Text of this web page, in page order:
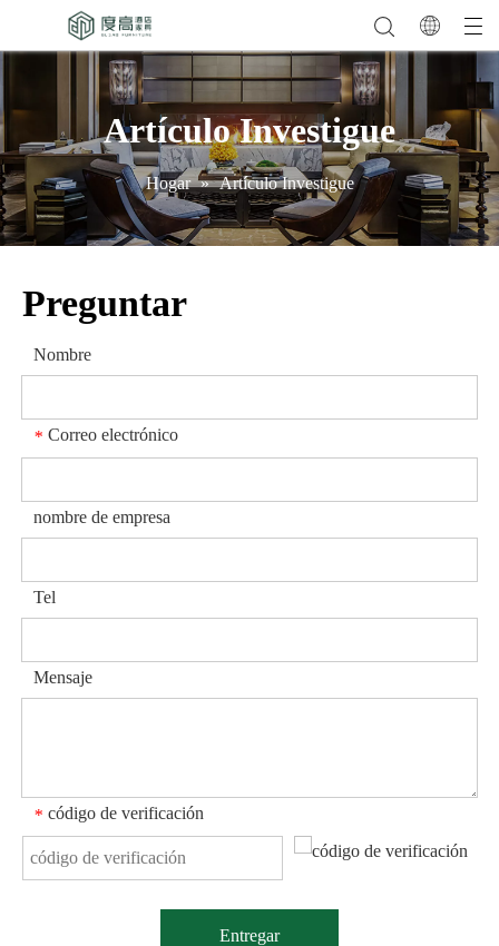
Artículo Investigue
Hogar » Artículo Investigue
Preguntar
Nombre
* Correo electrónico
nombre de empresa
Tel
Mensaje
* código de verificación
Entregar